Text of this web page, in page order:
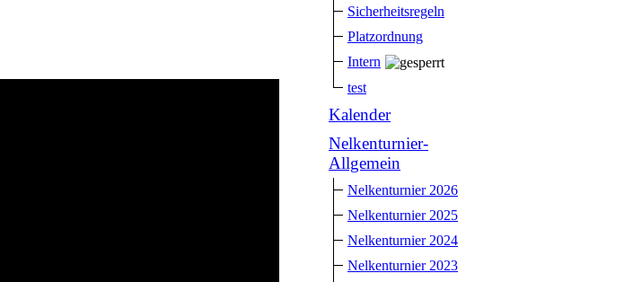
Sicherheitsregeln
Platzordnung
Intern
test
Kalender
Nelkenturnier-
Allgemein
Nelkenturnier 2026
Nelkenturnier 2025
Nelkenturnier 2024
Nelkenturnier 2023